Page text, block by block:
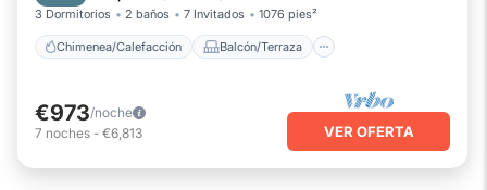
3 Dormitorios 2 baños 7 Invitados 1076 pies²
Chimenea/Calefacción Balcón/Terraza
€973/noche
7 noches - €6,813 VER OFERTA